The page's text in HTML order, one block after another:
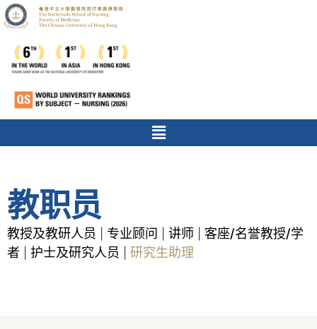
教职员
教授及教研人员 专业顾问 讲师
客座/名誉教授/学
者
护士及研究人员 研究生助理